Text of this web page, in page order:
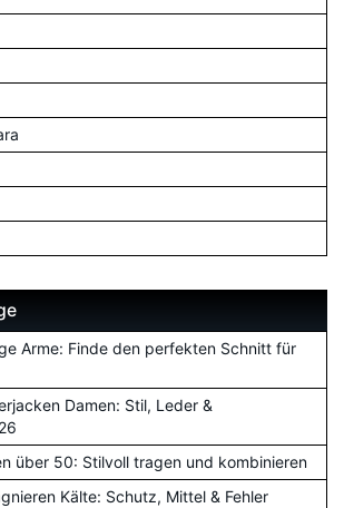
Arme: Finde den perfekten Schnitt für
Damen: Stil, Leder &
über 50: Stilvoll tragen und kombinieren
Kälte: Schutz, Mittel & Fehler